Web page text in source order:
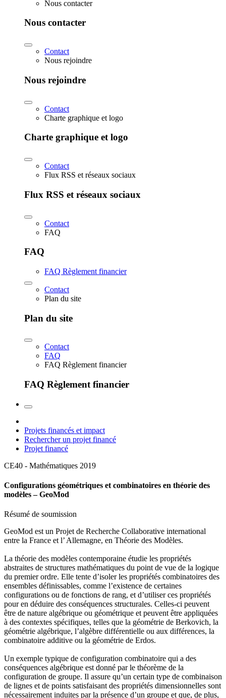
Nous contacter
Nous contacter
Contact
Nous rejoindre
Nous rejoindre
Contact
Charte graphique et logo
Charte graphique et logo
Contact
Flux RSS et réseaux sociaux
Flux RSS et réseaux sociaux
Contact
FAQ
FAQ
FAQ Règlement financier
Contact
Plan du site
Plan du site
Contact
FAQ
FAQ Règlement financier
FAQ Règlement financier
Projets financés et impact
Rechercher un projet financé
Projet financé
CE40 - Mathématiques 2019
Configurations géométriques et combinatoires en théorie des
modèles – GeoMod
Résumé de soumission
GeoMod est un Projet de Recherche Collaborative international
entre la France et l’ Allemagne, en Théorie des Modèles.
La théorie des modèles contemporaine étudie les propriétés
abstraites de structures mathématiques du point de vue de la logique
du premier ordre. Elle tente d’isoler les propriétés combinatoires des
ensembles définissables, comme l’existence de certaines
configurations ou de fonctions de rang, et d’utiliser ces propriétés
pour en déduire des conséquences structurales. Celles-ci peuvent
être de nature algébrique ou géométrique et peuvent être appliquées
à des contextes spécifiques, telles que la géométrie de Berkovich, la
géométrie algébrique, l’algèbre différentielle ou aux différences, la
combinatoire additive ou la géométrie de Erdos.
Un exemple typique de configuration combinatoire qui a des
conséquences algébrique est donné par le théorème de la
configuration de groupe. Il assure qu’un certain type de combinaison
de lignes et de points satisfaisant des propriétés dimensionnelles sont
nécessairement induites par la présence d’un groupe et que, de plus,